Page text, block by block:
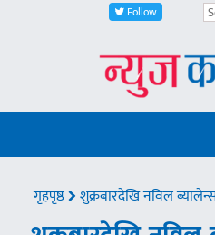
Follow
गृहपृष्ठ शुक्रबारदेखि नविल